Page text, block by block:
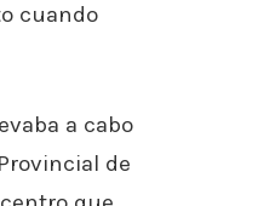
cuando
a cabo
de